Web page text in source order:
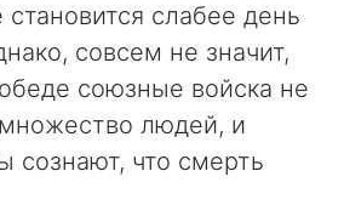
слабее день
совсем не значит,
союзные войска не
людей, и
сознают, что смерть